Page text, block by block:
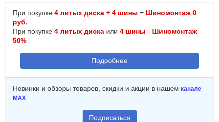
При покупке 4 литых диска + 4 шины = Шиномонтаж 0
руб.
При покупке 4 литых диска или 4 шины - Шиномонтаж
50%
Подробнее
Новинки и обзоры товаров, скидки и акции в нашем канале
MAX
Подписаться